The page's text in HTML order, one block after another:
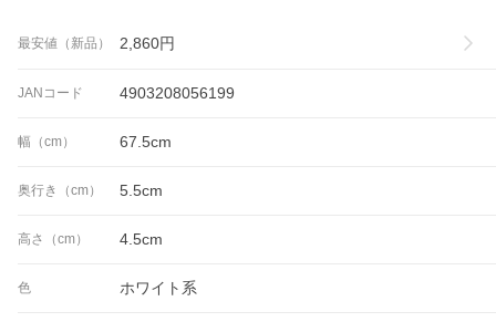
最安値（新品） 2,860円
JANコード 4903208056199
幅（cm） 67.5cm
奥行き（cm） 5.5cm
高さ（cm） 4.5cm
色 ホワイト系